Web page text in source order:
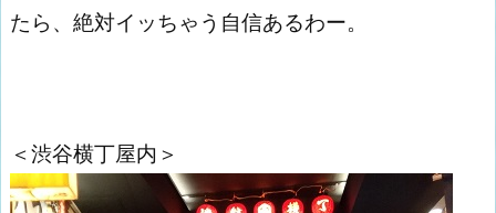
たら、絶対イッちゃう自信あるわー。
＜渋谷横丁屋内＞